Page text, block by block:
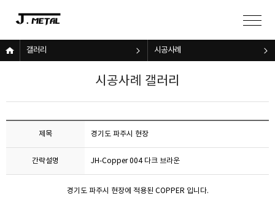
갤러리 시공사례
시공사례 갤러리
제목 경기도 파주시 현장
간략설명 JH-Copper 004 다크 브라운
경기도 파주시 현장에 적용된 COPPER 입니다.